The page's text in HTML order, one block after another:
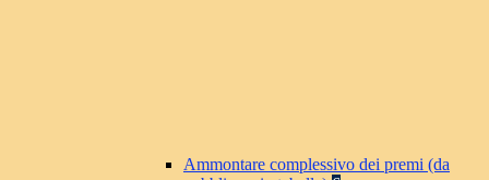
Ammontare complessivo dei premi (da